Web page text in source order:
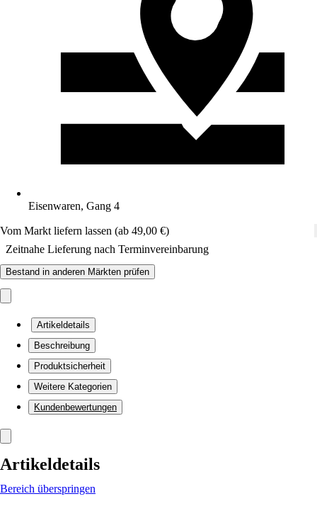
Eisenwaren, Gang 4
Vom Markt liefern lassen (ab 49,00 €)
Zeitnahe Lieferung nach Terminvereinbarung
Bestand in anderen Märkten prüfen
Artikeldetails
Beschreibung
Produktsicherheit
Weitere Kategorien
Kundenbewertungen
Artikeldetails
Bereich überspringen